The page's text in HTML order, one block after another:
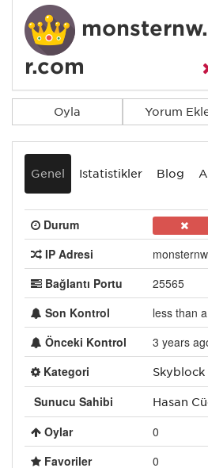
r.com
Oyla Yorum
Genel İstatistikler Blog
Durum
IP Adresi
Bağlantı Portu
25565
Son Kontrol
less than
Önceki Kontrol
3 years
Kategori
Skyblock
Sunucu Sahibi Hasan
Oylar
0
Favoriler
0